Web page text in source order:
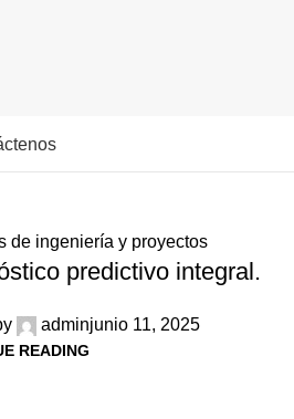
de ingeniería y proyectos
predictivo integral.
adminjunio 11, 2025
READING